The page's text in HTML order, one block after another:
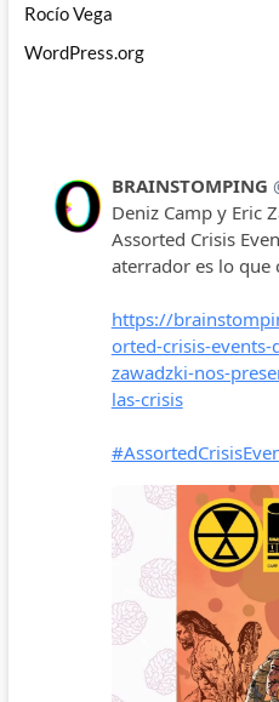
Rocío Vega
WordPress.org